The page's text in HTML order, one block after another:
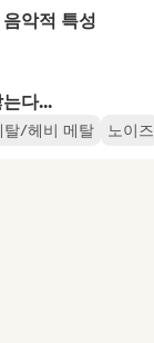
악적 특성
다...
탈/헤비 메탈 노이즈